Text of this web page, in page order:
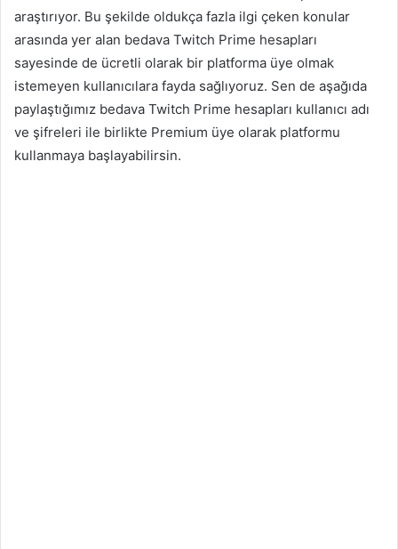
araştırıyor. Bu şekilde oldukça fazla ilgi çeken konular
arasında yer alan bedava Twitch Prime hesapları
sayesinde de ücretli olarak bir platforma üye olmak
istemeyen kullanıcılara fayda sağlıyoruz. Sen de aşağıda
paylaştığımız bedava Twitch Prime hesapları kullanıcı adı
ve şifreleri ile birlikte Premium üye olarak platformu
kullanmaya başlayabilirsin.